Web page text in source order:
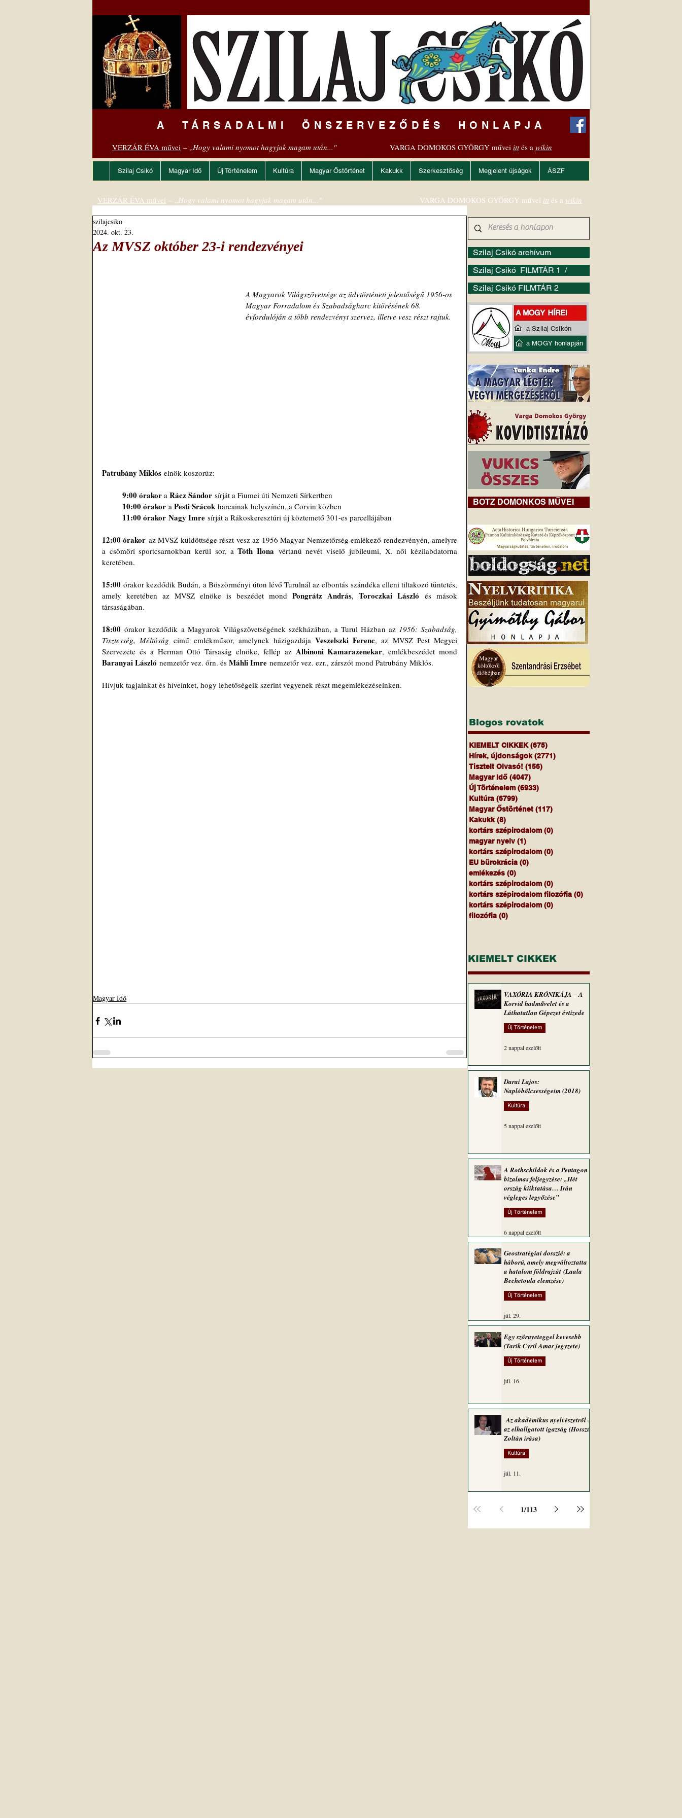
A TÁRSADALMI ÖNSZERVEZŐDÉS HONLAPJA
VERZÁR ÉVA művei – „Hogy valami nyomot hagyjak magam után..." VARGA DOMOKOS GYÖRGY művei ittés a wikin
Szilaj Csikó Magyar Idő Új Történelem Kultúra Magyar Őstörténet Kakukk Szerkesztőség Megjelent újságok ÁSZF
Az MVSZ október 23-i rendezvényei
szilajcsiko
2024. okt. 23.
A Magyarok Világszövetsége az üdvtörténeti jelentőségű 1956-os
Magyar Forradalom és Szabadságharc kitörésének 68.
évfordulóján a több rendezvényt szervez, illetve vesz részt rajtuk.
Patrubány Miklós elnök koszorúz:
9:00 órakor a Rácz Sándor sírját a Fiumei úti Nemzeti Sírkertben
10:00 órakor a Pesti Srácok harcainak helyszínén, a Corvin közben
11:00 órakor Nagy Imre sírját a Rákoskeresztúri új köztemető 301-es parcellájában
12:00 órakor az MVSZ küldöttsége részt vesz az 1956 Magyar Nemzetőrség emlékező rendezvényén, amelyre
a csömöri sportcsarnokban kerül sor, a Tóth Ilona vértanú nevét viselő jubileumi, X. női kézilabdatorna
keretében.
15:00 órakor kezdődik Budán, a Böszörményi úton lévő Turulnál az elbontás szándéka elleni tiltakozó tüntetés,
amely keretében az MVSZ elnöke is beszédet mond Pongrátz András, Toroczkai László és mások
társaságában.
18:00 órakor kezdődik a Magyarok Világszövetségének székházában, a Turul Házban az 1956: Szabadság,
Tisztesség, Méltóság című emlékműsor, amelynek házigazdája Veszelszki Ferenc, az MVSZ Pest Megyei
Szervezete és a Herman Ottó Társaság elnöke, fellép az Albinoni Kamarazenekar
Baranyai László nemzetőr vez. őrn. és Máhli Imre nemzetőr vez. ezr., zárszót mond Patrubány Miklós.
Hívjuk tagjainkat és híveinket, hogy lehetőségeik szerint vegyenek részt megemlékezéseinken.
Magyar Idő
Szilaj Csikó archívum
Szilaj Csikó FILMTÁR 1 /
Szilaj Csikó FILMTÁR 2
VERZÁR ÉVA művei – „Hogy valami nyomot hagyjak magam után..." VARGA DOMOKOS GYÖRGY művei itt és a wikin
BOTZ DOMONKOS MŰVEI
Blogos rovatok
KIEMELT CIKKEK (675)
Hírek, újdonságok (2771)
Tisztelt Olvasó! (156)
Magyar Idő (4047)
Új Történelem (6933)
Kultúra (6799)
Magyar Őstörténet (117)
Kakukk (8)
kortárs szépirodalom (0)
magyar nyelv (1)
kortárs szépirodalom (0)
EU bürokrácia (0)
emlékezés (0)
kortárs szépirodalom (0)
kortárs szépirodalom filozófia (0)
kortárs szépirodalom (0)
filozófia (0)
KIEMELT CIKKEK
VAXÓRIA KRÓNIKÁJA ‒ A
Korvid hadművelet és a
Láthatatlan Gépezet évtizede
Új Történelem
2 nappal ezelőtt
Darai Lajos:
Naplóbölcsességeim (2018)
Kultúra
5 nappal ezelőtt
A Rothschildok és a Pentagon
bizalmas feljegyzése: „Hét
ország kiiktatása… Irán
végleges legyőzése”
Új Történelem
6 nappal ezelőtt
Geostratégiai dosszié: a
háború, amely megváltoztatta
a hatalom földrajzát (Laala
Bechetoula elemzése)
Új Történelem
júl. 29.
Egy szörnyeteggel kevesebb
(Tarik Cyril Amar jegyzete)
Új Történelem
júl. 16.
Az akadémikus nyelvészetről –
az elhallgatott igazság (Hosszú
Zoltán írása)
Kultúra
júl. 11.
1/113
a Szilaj Csikón
a MOGY honlapján